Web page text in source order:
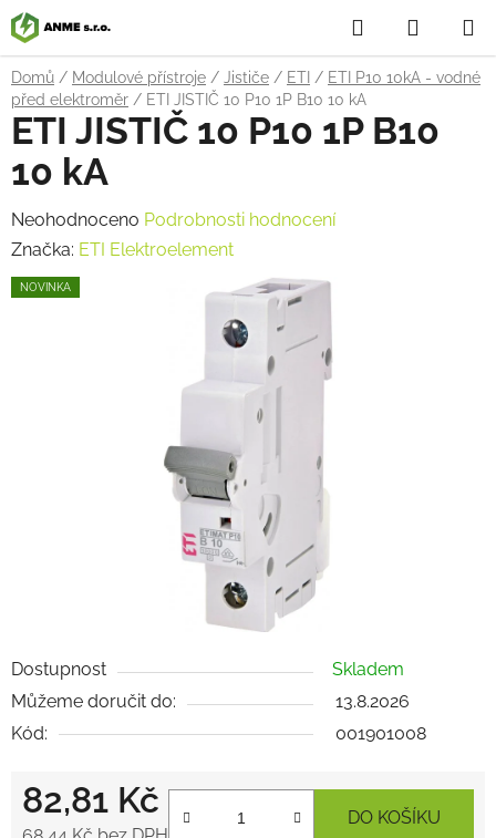
Přejít
na
obsah
Hledat
KOŠÍK
Domů / Modulové přístroje / Jističe / ETI / ETI P10 10kA - vodné
před elektroměr / ETI JISTIČ 10 P10 1P B10 10 kA
Dostupnost
Skladem
Můžeme doručit do:
13.8.2026
Kód:
001901008
82,81 Kč DO KOŠÍKU
ETI JISTIČ 10 P10 1P B10
10 kA
Průměrné
hodnocení
produktu
Neohodnoceno Podrobnosti hodnocení
Značka: ETI Elektroelement
NOVINKA